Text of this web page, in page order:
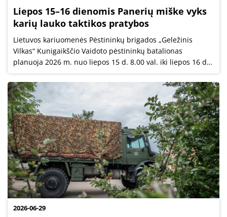
Liepos 15–16 dienomis Panerių miške vyks
karių lauko taktikos pratybos
Lietuvos kariuomenės Pėstininkų brigados „Geležinis
Vilkas“ Kunigaikščio Vaidoto pėstininkų batalionas
planuoja 2026 m. nuo liepos 15 d. 8.00 val. iki liepos 16 d.
17.00 val. vykdyti lauko taktikos pratybas Panerių miške.
Bus naudojami imitaciniai...
2026-06-29